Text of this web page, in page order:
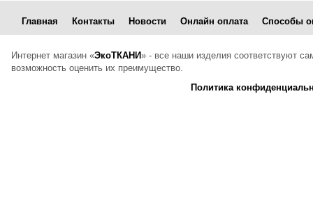
Главная Контакты Новости Онлайн оплата Способы
Интернет магазин «ЭкоТКАНИ» - все наши изделия соответствуют
возможность оценить их преимущество.
Политика